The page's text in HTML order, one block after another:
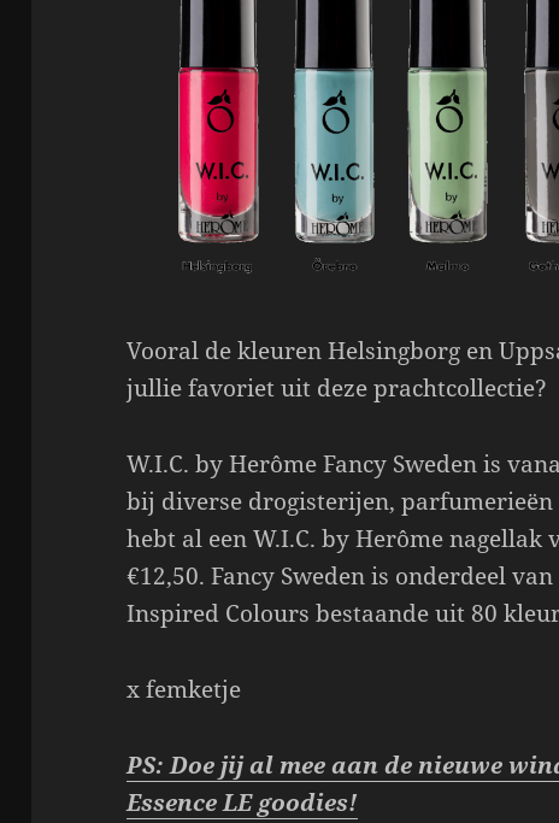
Vooral de kleuren Helsingborg en
jullie favoriet uit deze prachtcollectie?
W.I.C. by Herôme Fancy Sweden is
bij diverse drogisterijen, parfumerieën
hebt al een W.I.C. by Herôme nagellak
€12,50. Fancy Sweden is onderdeel
Inspired Colours bestaande uit 80
x femketje
PS: Doe jij al mee aan de nieuwe
Essence LE goodies!